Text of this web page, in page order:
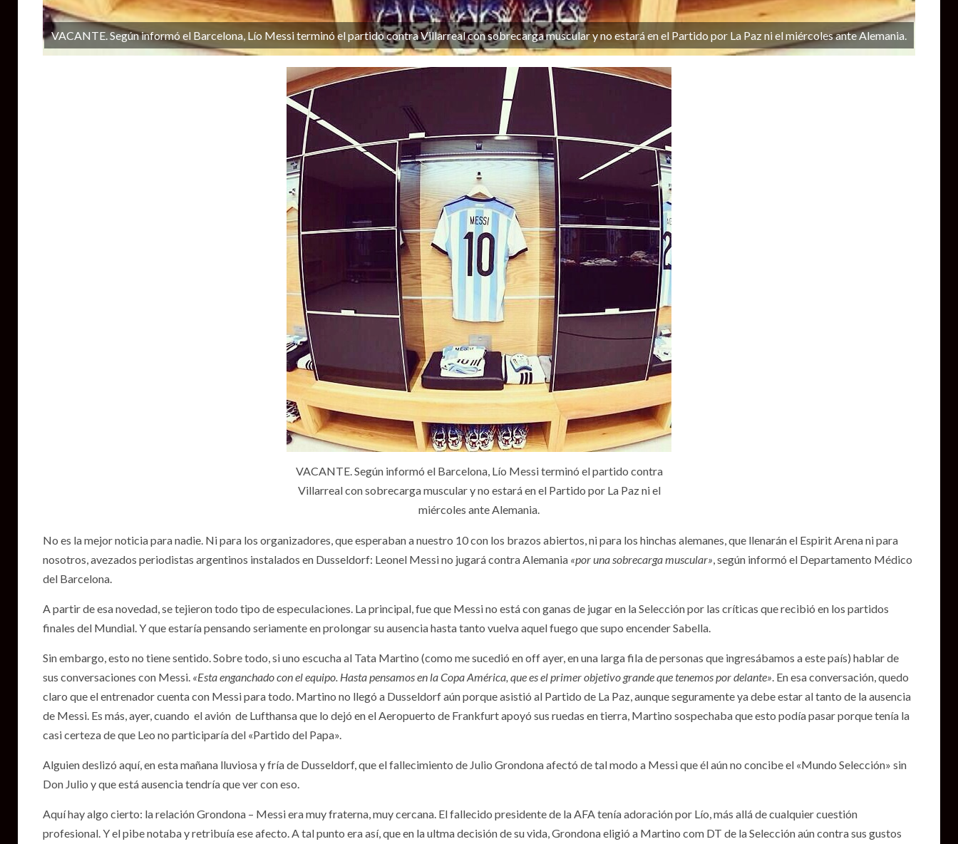
VACANTE. Según informó el Barcelona, Lío Messi terminó el partido contra Villarreal con sobrecarga muscular y no estará en el Partido por La Paz ni el miércoles ante Alemania.
VACANTE. Según informó el Barcelona, Lío Messi terminó el partido contra
Villarreal con sobrecarga muscular y no estará en el Partido por La Paz ni el
miércoles ante Alemania.
No es la mejor noticia para nadie. Ni para los organizadores, que esperaban a nuestro 10 con los brazos abiertos, ni para los hinchas alemanes, que llenarán el Espirit Arena ni para
nosotros, avezados periodistas argentinos instalados en Dusseldorf: Leonel Messi no jugará contra Alemania «por una sobrecarga muscular», según informó el Departamento Médico
del Barcelona.
A partir de esa novedad, se tejieron todo tipo de especulaciones. La principal, fue que Messi no está con ganas de jugar en la Selección por las críticas que recibió en los partidos
finales del Mundial. Y que estaría pensando seriamente en prolongar su ausencia hasta tanto vuelva aquel fuego que supo encender Sabella.
Sin embargo, esto no tiene sentido. Sobre todo, si uno escucha al Tata Martino (como me sucedió en off ayer, en una larga fila de personas que ingresábamos a este país) hablar de
sus conversaciones con Messi. «Esta enganchado con el equipo. Hasta pensamos en la Copa América, que es el primer objetivo grande que tenemos por delante». En esa conversación, quedo
claro que el entrenador cuenta con Messi para todo. Martino no llegó a Dusseldorf aún porque asistió al Partido de La Paz, aunque seguramente ya debe estar al tanto de la ausencia
de Messi. Es más, ayer, cuando el avión de Lufthansa que lo dejó en el Aeropuerto de Frankfurt apoyó sus ruedas en tierra, Martino sospechaba que esto podía pasar porque tenía la
casi certeza de que Leo no participaría del «Partido del Papa».
Alguien deslizó aquí, en esta mañana lluviosa y fría de Dusseldorf, que el fallecimiento de Julio Grondona afectó de tal modo a Messi que él aún no concibe el «Mundo Selección» sin
Don Julio y que está ausencia tendría que ver con eso.
Aquí hay algo cierto: la relación Grondona – Messi era muy fraterna, muy cercana. El fallecido presidente de la AFA tenía adoración por Lío, más allá de cualquier cuestión
profesional. Y el pibe notaba y retribuía ese afecto. A tal punto era así, que en la ultma decisión de su vida, Grondona eligió a Martino com DT de la Selección aún contra sus gustos